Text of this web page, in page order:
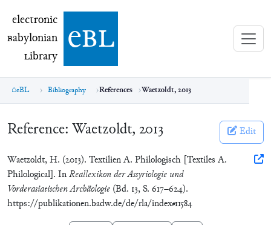
electronic Babylonian Library (eBL)
electronic
Babylonian
Library ebl
eBL Bibliography References Waetzoldt, 2013
Reference: Waetzoldt, 2013 Edit
Waetzoldt, H. (2013). Textilien A. Philologisch [Textiles A.
Philological]. InReallexikon der Assyriologie und
Vorderasiatischen Archäologie (Bd. 13, S. 617–624).
https://publikationen.badw.de/de/rla/index#11584